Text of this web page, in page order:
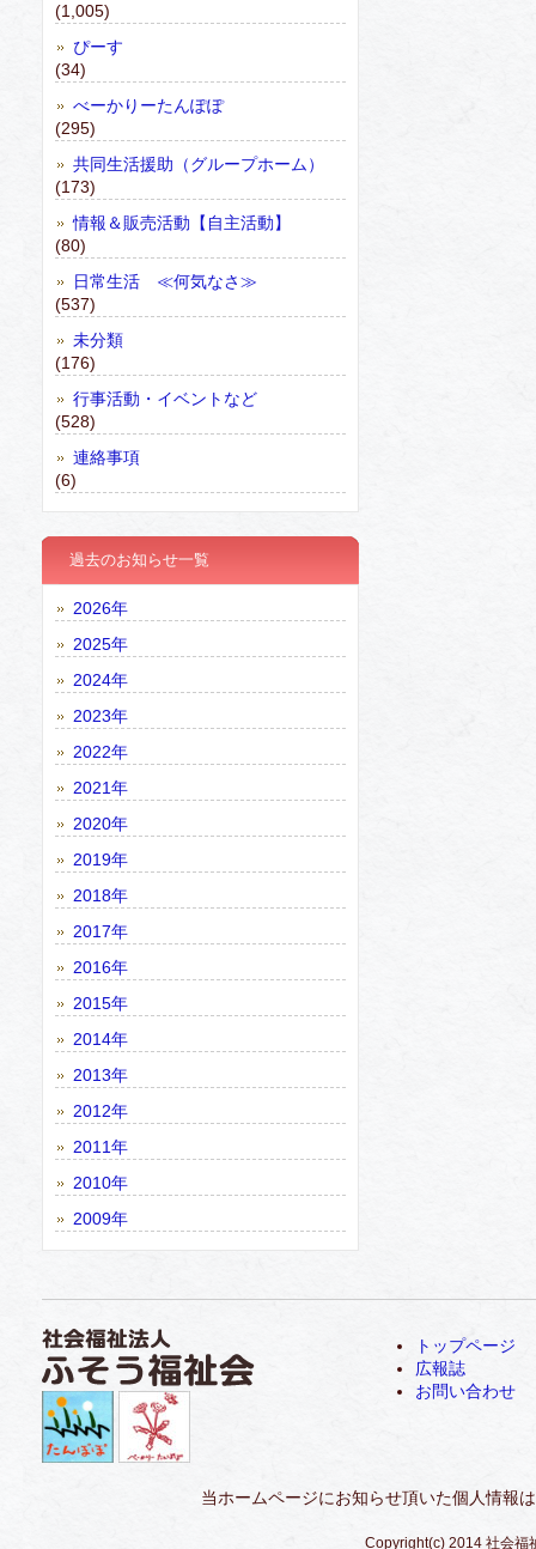
(1,005)
ぴーす
(34)
べーかりーたんぽぽ
(295)
共同生活援助（グループホーム）
(173)
情報＆販売活動【自主活動】
(80)
日常生活 ≪何気なさ≫
(537)
未分類
(176)
行事活動・イベントなど
(528)
連絡事項
(6)
過去のお知らせ一覧
2026年
2025年
2024年
2023年
2022年
2021年
2020年
2019年
2018年
2017年
2016年
2015年
2014年
2013年
2012年
2011年
2010年
2009年
トップページ
広報誌
お問い合わせ
当ホームページにお知らせ頂いた個人情報
Copyright(c) 2014 社会